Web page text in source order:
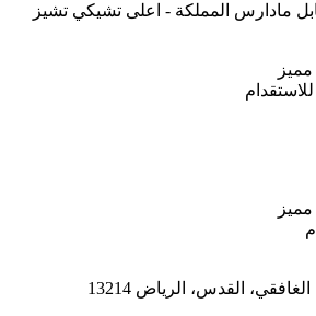
مادارس المملكة - اعلى تشيكي تشيز